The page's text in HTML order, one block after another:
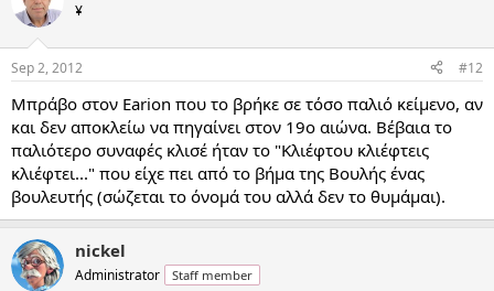
¥
Sep 2, 2012 #12
Μπράβο στον Earion που το βρήκε σε τόσο παλιό κείμενο, αν
και δεν αποκλείω να πηγαίνει στον 19ο αιώνα. Βέβαια το
παλιότερο συναφές κλισέ ήταν το "Κλιέφτου κλιέφτεις
κλιέφτει..." που είχε πει από το βήμα της Βουλής ένας
βουλευτής (σώζεται το όνομά του αλλά δεν το θυμάμαι).
nickel
Administrator Staff member